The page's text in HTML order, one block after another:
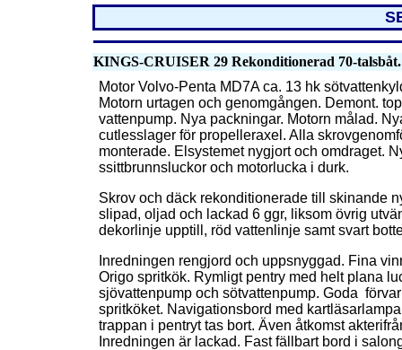
KINGS-CRUISER 29 Rekonditionerad 70-
Motor Volvo-Penta MD7A ca. 13 hk
Motorn urtagen och genomgången. Demont.
vattenpump. Nya packningar. Motorn målad.
cutlesslager för propelleraxel. Alla
monterade. Elsystemet nygjort och omdraget.
ssittbrunnsluckor och motorlucka i durk.
Skrov och däck rekonditionerade till skinande
slipad, oljad och lackad 6 ggr, liksom övrig
dekorlinje upptill, röd vattenlinje samt svart
Inredningen rengjord och uppsnyggad. Fina
Origo spritkök. Rymligt pentry med helt plana
sjövattenpump och sötvattenpump. Goda
spritköket. Navigationsbord med
trappan i pentryt tas bort. Även åtkomst
Inredningen är lackad. Fast fällbart bord i